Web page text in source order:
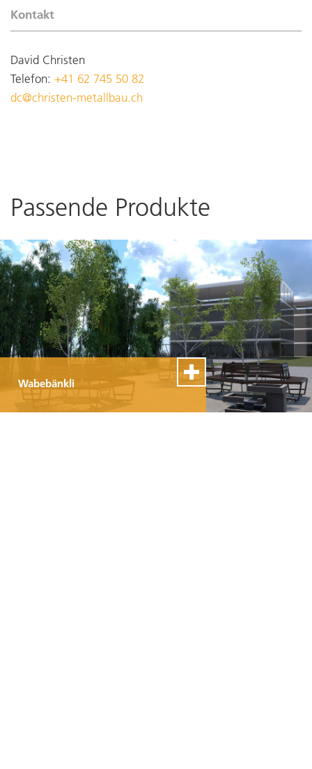
Kontakt
David Christen
Telefon: +41 62 745 50 82
dc@christen-metallbau.ch
Passende Produkte
Wabebänkli
100% Swiss Made